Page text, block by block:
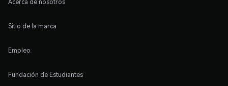
Acerca de nosotros
Sitio de la marca
Empleo
Fundación de Estudiantes